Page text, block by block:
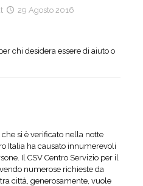
29 Agosto 2016
chi desidera essere di aiuto o
si è verificato nella notte
Italia ha causato innumerevoli
Il CSV Centro Servizio per il
numerose richieste da
città, generosamente, vuole